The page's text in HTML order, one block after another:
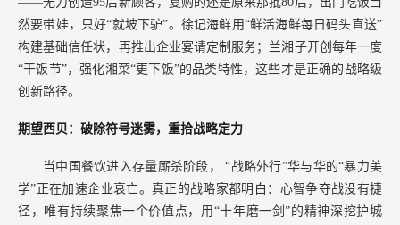
然要带娃，只好“就坡下驴”。徐记海鲜用“鲜活海鲜每日码头直送”
构建基础信任状，再推出企业宴请定制服务；兰湘子开创每年一度
“干饭节”，强化湘菜“更下饭”的品类特性，这些才是正确的战略级
创新路径。
期望西贝：破除符号迷雾，重拾战略定力
当中国餐饮进入存量厮杀阶段，“战略外行”华与华的“暴力美
学”正在加速企业衰亡。真正的战略家都明白：心智争夺战没有捷
径，唯有持续聚焦一个价值点，用“十年磨一剑”的精神深挖护城